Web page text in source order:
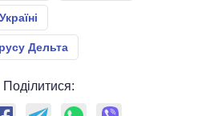
Дельта
Поділитися: